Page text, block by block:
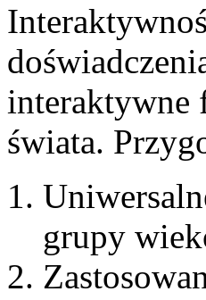
interaktywne
świata.
grupy